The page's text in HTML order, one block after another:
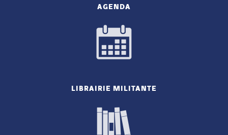
AGENDA
LIBRAIRIE MILITANTE